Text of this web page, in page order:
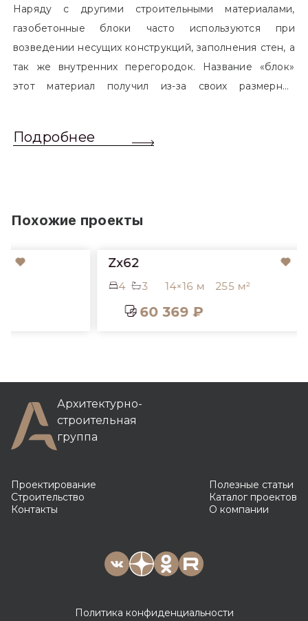
Наряду с другими строительными материалами,
газобетонные блоки часто используются при
возведении несущих конструкций, заполнения стен, а
так же внутренних перегородок. Название «блок»
этот материал получил из-за своих размерных
обычный одинарный кирпич. Размер блоков различен
Подробнее
Похожие проекты
14×16 м 255 м²
60 369 ₽
Архитектурно-
строительная
группа
Проектирование
Строительство
Контакты
Полезные статьи
Каталог проектов
О компании
Политика конфиденциальности